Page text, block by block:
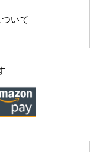
いて